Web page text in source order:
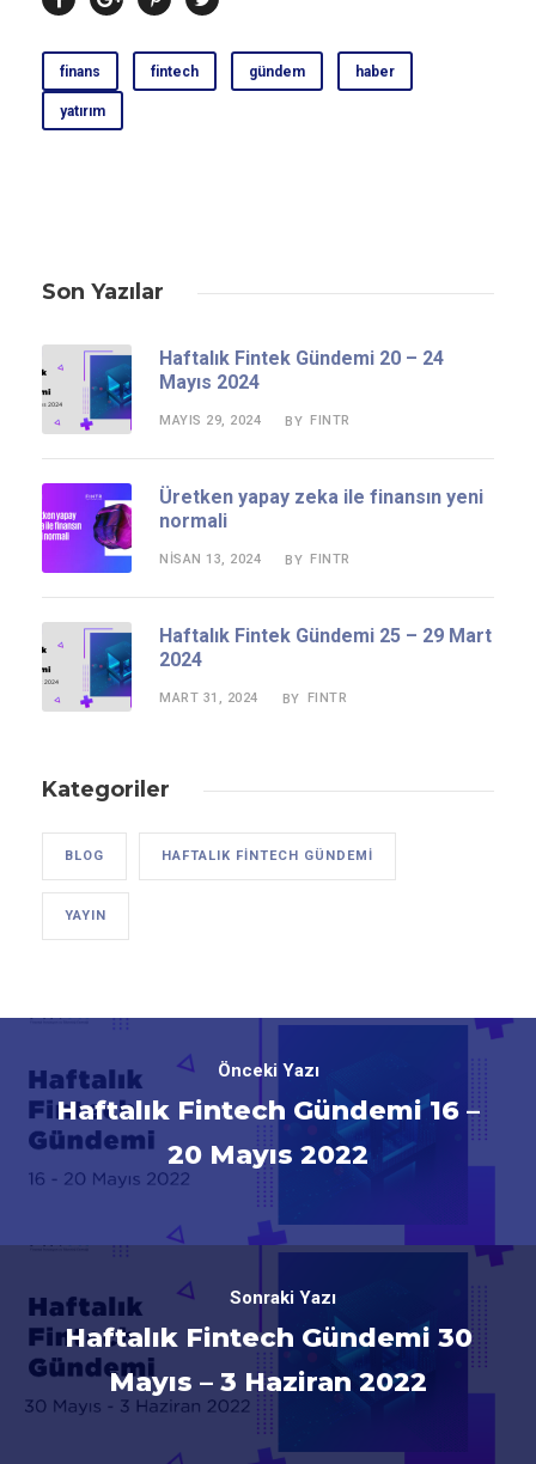
finans fintech gündem haber
yatırım
Son Yazılar
Haftalık Fintek Gündemi 20 – 24
Mayıs 2024
MAYIS 29, 2024 BY FINTR
Üretken yapay zeka ile finansın yeni
normali
NISAN 13, 2024 BY FINTR
Haftalık Fintek Gündemi 25 – 29 Mart
2024
MART 31, 2024 BY FINTR
Kategoriler
BLOG HAFTALIK FINTECH GÜNDEMI
YAYIN
Önceki Yazı
Haftalık Fintech Gündemi 16 –
20 Mayıs 2022
Sonraki Yazı
Haftalık Fintech Gündemi 30
Mayıs – 3 Haziran 2022